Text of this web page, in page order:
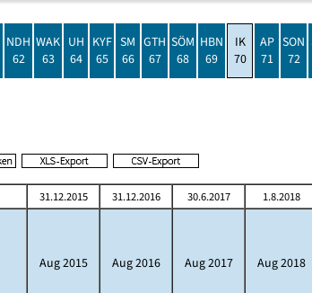
NDH
62
WAK
63
UH
64
KYF
65
SM
66
GTH
67
SÖM
68
HBN
69
IK
70
AP
71
SON
72
31.12.2015 31.12.2016 30.6.2017 1.8.2018
Aug 2015 Aug 2016 Aug 2017 Aug 2018